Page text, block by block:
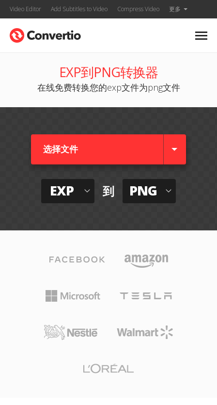
Video Editor Add Subtitles to Video Compress Video 更多
EXP到PNG转换器
在线免费转换您的exp文件为png文件
选择文件
EXP 到 PNG